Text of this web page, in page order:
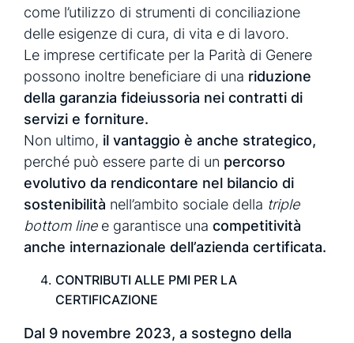
come l’utilizzo di strumenti di conciliazione
delle esigenze di cura, di vita e di lavoro.
Le imprese certificate per la Parità di Genere
possono inoltre beneficiare di una riduzione
della garanzia fideiussoria nei contratti di
servizi e forniture.
Non ultimo, il vantaggio è anche strategico,
perché può essere parte di un percorso
evolutivo da rendicontare nel bilancio di
sostenibilità nell’ambito sociale della triple
bottom linee garantisce una competitività
anche internazionale dell’azienda certificata.
CONTRIBUTI ALLE PMI PER LA
CERTIFICAZIONE
Dal 9 novembre 2023, a sostegno della